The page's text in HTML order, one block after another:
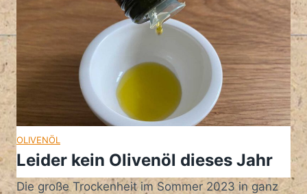
OLIVENÖL
Leider kein Olivenöl dieses Jahr
Die große Trockenheit im Sommer 2023 in ganz